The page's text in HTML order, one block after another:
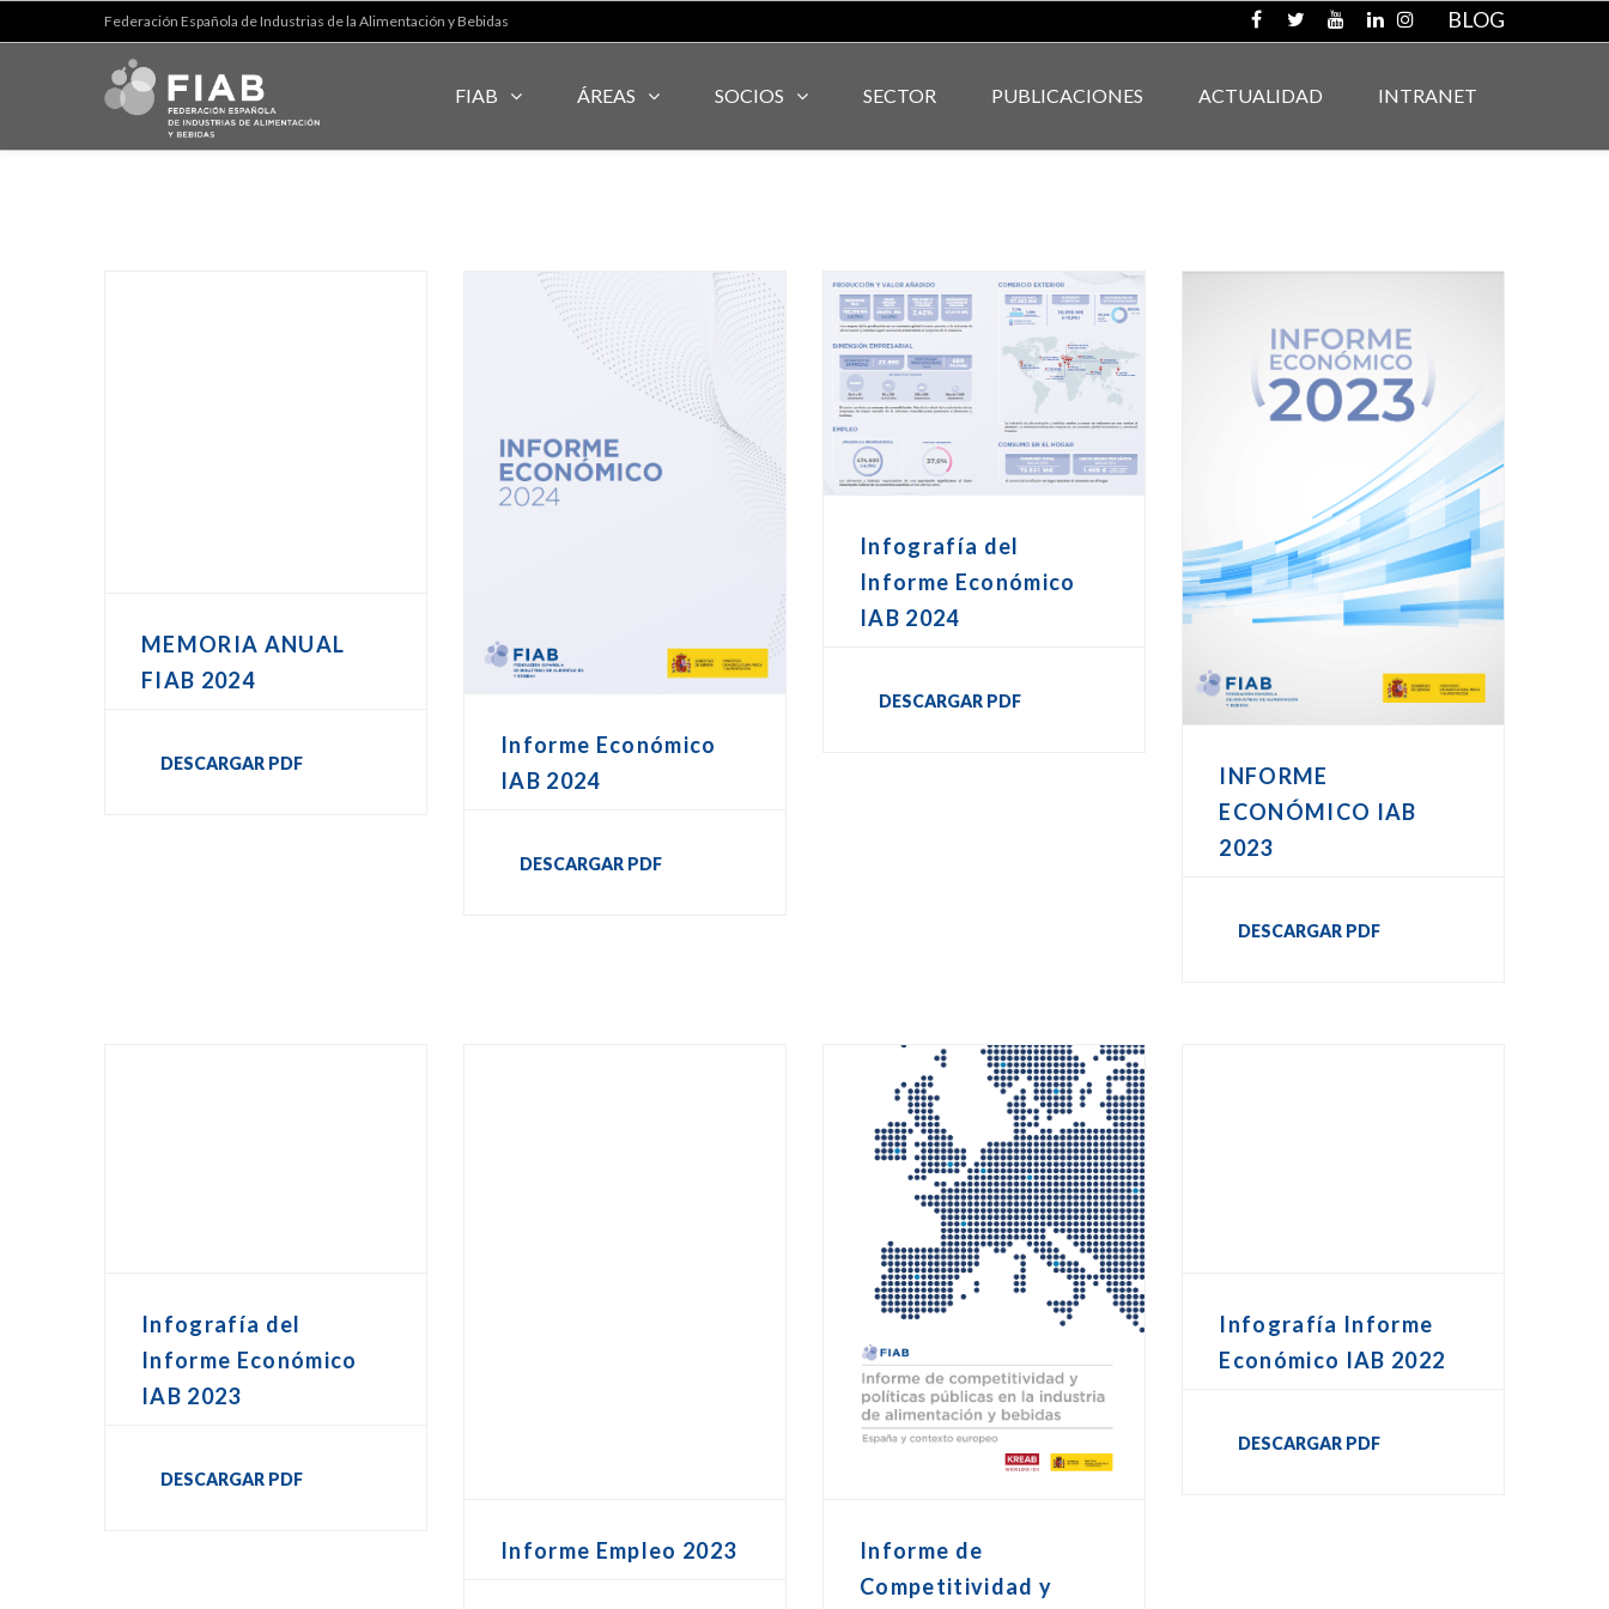
Federación Española de Industrias de la Alimentación y Bebidas BLOG
FIAB ÁREAS SOCIOS SECTOR PUBLICACIONES ACTUALIDAD INTRANET
MEMORIA ANUAL
FIAB 2024
DESCARGAR PDF
Informe Económico
IAB 2024
DESCARGAR PDF
Infografía del
Informe Económico
IAB 2024
DESCARGAR PDF
INFORME
ECONÓMICO IAB
2023
DESCARGAR PDF
Infografía del
Informe Económico
IAB 2023
DESCARGAR PDF
Informe Empleo 2023
Informe de
Competitividad y
Infografía Informe
Económico IAB 2022
DESCARGAR PDF